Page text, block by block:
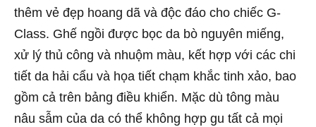
thêm vẻ đẹp hoang dã và độc đáo cho chiếc G-
Class. Ghế ngồi được bọc da bò nguyên miếng,
xử lý thủ công và nhuộm màu, kết hợp với các chi
tiết da hải cẩu và họa tiết chạm khắc tinh xảo, bao
gồm cả trên bảng điều khiển. Mặc dù tông màu
nâu sẫm của da có thể không hợp gu tất cả mọi